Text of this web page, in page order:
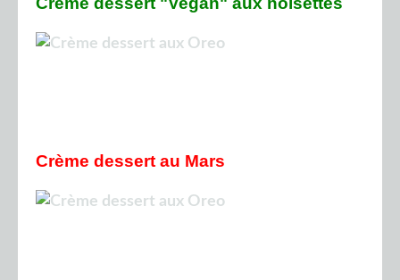
Crème dessert au Mars